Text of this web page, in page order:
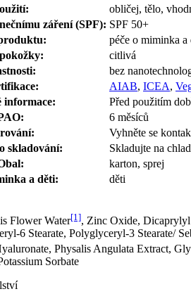
obličej, tělo,
záření (SPF): SPF 50+
péče o miminka a
citlivá
bez
AIAB, ICEA,
informace:
Před použitím
6 měsíců
Vyhněte se
skladování:
Skladujte na
karton, sprej
a děti:
děti
Flower Water[1], Zinc Oxide,
6 Stearate, Polyglyceryl-3 Stearate/
Physalis Angulata Extract,
Sorbate